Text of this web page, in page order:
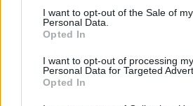
I want to opt-out of the Sale of my
Personal Data.
Opted In
I want to opt-out of processing my
Personal Data for Targeted
Opted In
Bohnen-Schoko-Kuchen
Leicht
Schoko-Cocos-Kuchen